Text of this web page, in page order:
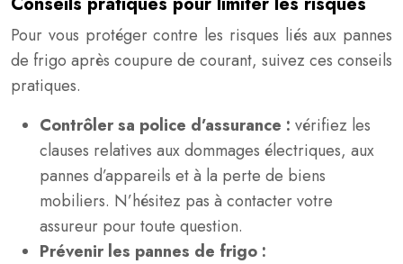
Pour vous protéger contre les risques liés aux pannes
de frigo après coupure de courant, suivez ces conseils
pratiques.
Contrôler sa police d’assurance : vérifiez les
clauses relatives aux dommages électriques, aux
pannes d’appareils et à la perte de biens
mobiliers. N’hésitez pas à contacter votre
assureur pour toute question.
Prévenir les pannes de frigo :